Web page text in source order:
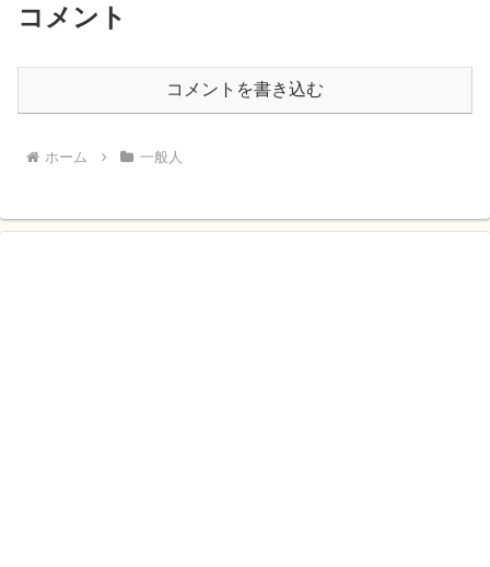
コメント
コメントを書き込む
ホーム 一般人